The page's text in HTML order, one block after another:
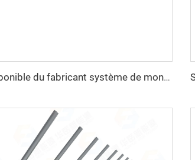
Stock disponible du fabricant système de montage de suivi de panneau solaire lourd à un axe structure en acier avec service de découpe